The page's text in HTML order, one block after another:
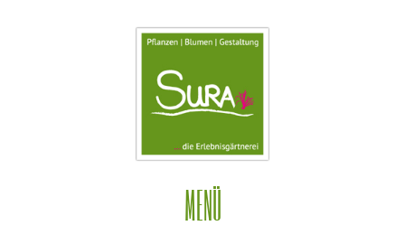
MENÜ